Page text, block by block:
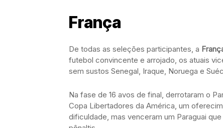
França
De todas as seleções participantes, a
futebol convincente e arrojado, os atuais
sem sustos Senegal, Iraque, Noruega e
Na fase de 16 avos de final, derrotaram o
Copa Libertadores da América, um
dificuldade, mas venceram um Paraguai